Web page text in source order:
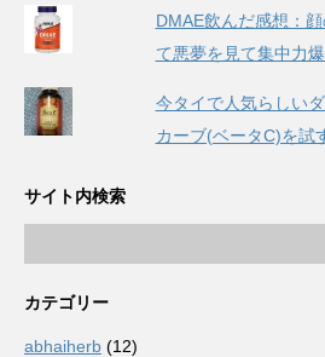
DMAE飲んだ感想：
て悪夢を見て集中力
今タイで人気らしい
カーブ(ベータC)を試
サイト内検索
カテゴリー
abhaiherb (12)